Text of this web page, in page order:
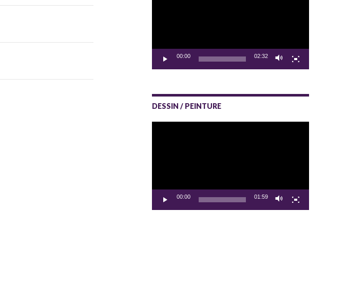
00:00 02:32
DESSIN / PEINTURE
00:00 01:59